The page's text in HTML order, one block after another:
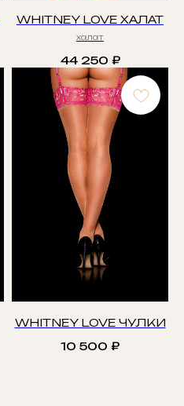
WHITNEY LOVE ХАЛАТ
халат
44 250 ₽
WHITNEY LOVE ЧУЛКИ
10 500 ₽